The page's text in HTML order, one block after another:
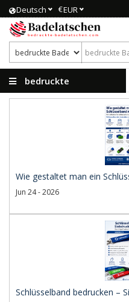
Deutsch €EUR
bedruckte
Wie gestaltet man ein
Jun 24 - 2026
Schlüsselband bedrucken –